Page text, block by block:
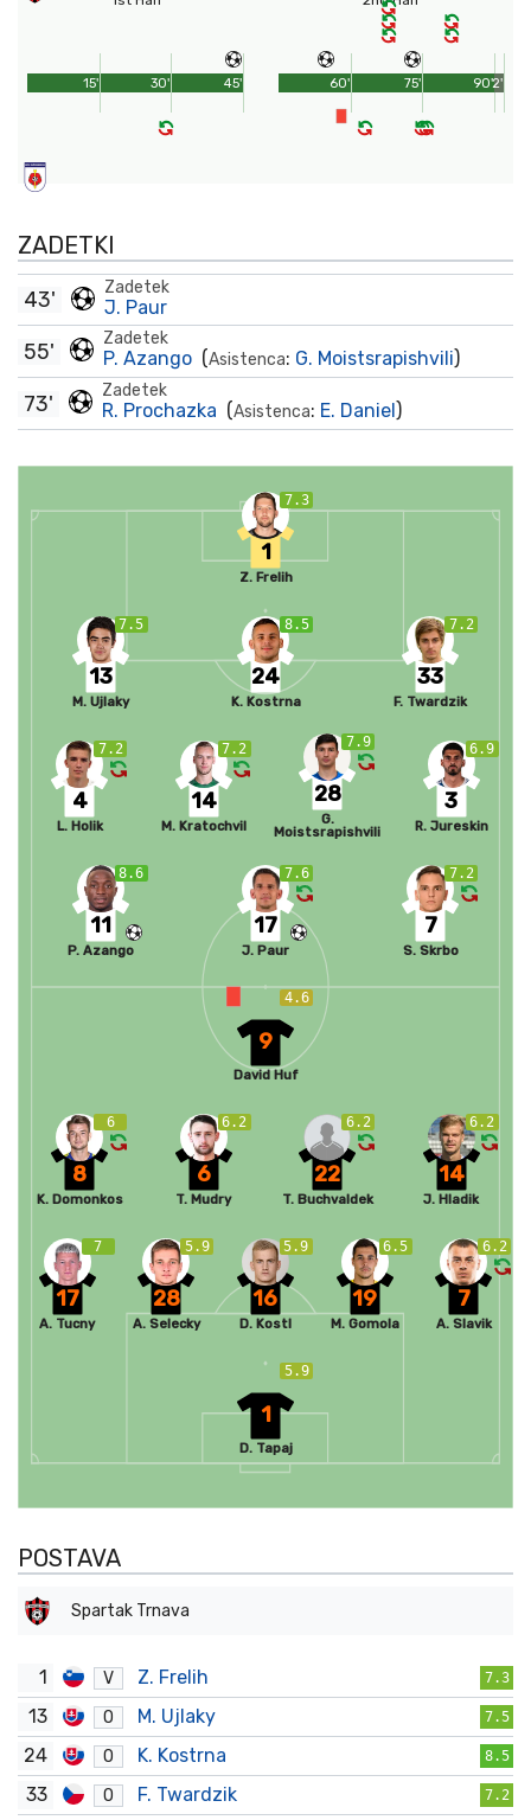
45'
15' 30' 90'
60' 75' 2'
ZADETKI
Zadetek
J. Paur
43'
Zadetek
P. Azango (Asistenca: G. Moistsrapishvili)
55'
Zadetek
R. Prochazka (Asistenca: E. Daniel)
73'
7.3
1
Z. Frelih
7.2
33
F. Twardzik
8.5
24
K. Kostrna
7.5
13
M. Ujlaky
6.9
3
R. Jureskin
7.9
28
G.
Moistsrapishvili
7.2
14
M. Kratochvil
7.2
4
L. Holik
7.2
7
S. Skrbo
7.6
17
J. Paur
8.6
11
P. Azango
5.9
1
D. Tapaj
7
17
A. Tucny
5.9
28
A. Selecky
5.9
16
D. Kostl
6.5
19
M. Gomola
6.2
7
A. Slavik
6
8
K. Domonkos
6.2
6
T. Mudry
6.2
22
T. Buchvaldek
6.2
14
J. Hladik
4.6
9
David Huf
POSTAVA
Spartak Trnava
1 V Z. Frelih 7.3
13 O M. Ujlaky 7.5
24 O K. Kostrna 8.5
33 O F. Twardzik 7.2